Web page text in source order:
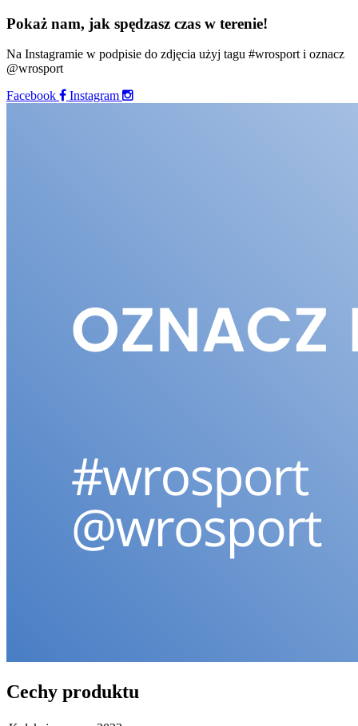
Pokaż nam, jak spędzasz czas w terenie!
Na Instagramie w podpisie do zdjęcia użyj tagu #wrosport i oznacz
@wrosport
Facebook
Instagram
Cechy produktu